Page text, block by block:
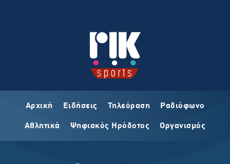
Αρχική Ειδήσεις Τηλεόραση Ραδιόφωνο
Αθλητικά Ψηφιακός Ηρόδοτος Οργανισμός